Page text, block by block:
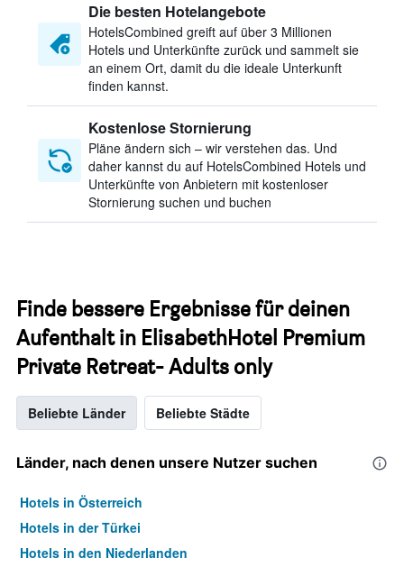
Die besten Hotelangebote
HotelsCombined greift auf über 3 Millionen
Hotels und Unterkünfte zurück und sammelt sie
an einem Ort, damit du die ideale Unterkunft
finden kannst.
Kostenlose Stornierung
Pläne ändern sich – wir verstehen das. Und
daher kannst du auf HotelsCombined Hotels und
Unterkünfte von Anbietern mit kostenloser
Stornierung suchen und buchen
Finde bessere Ergebnisse für deinen
Aufenthalt in ElisabethHotel Premium
Private Retreat- Adults only
Beliebte Länder Beliebte Städte
Länder, nach denen unsere Nutzer suchen
Hotels in Österreich
Hotels in der Türkei
Hotels in den Niederlanden